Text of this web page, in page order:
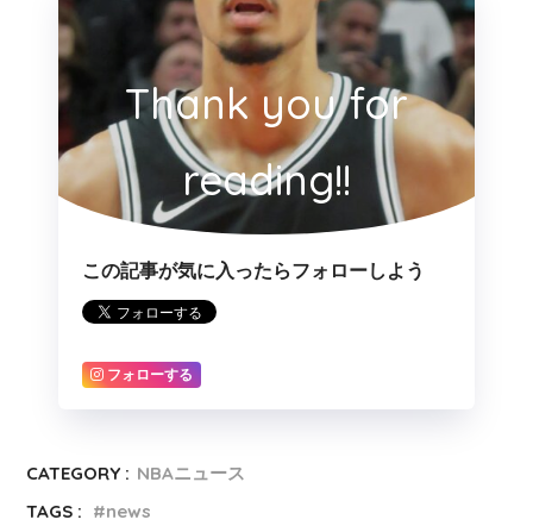
Thank you for
reading!!
この記事が気に入ったらフォローしよう
フォローする
CATEGORY : NBAニュース
TAGS :
news